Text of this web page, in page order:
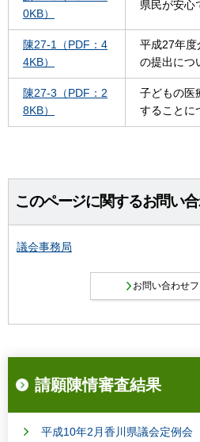
0KB）
県民が安心
陳27-1（PDF：4
4KB）
平成27年度
の提出につ
陳27-3（PDF：2
8KB）
子どもの医
することに
このページに関するお問い
議会事務局
請願陳情審査結果
平成10年2月香川県議会定例